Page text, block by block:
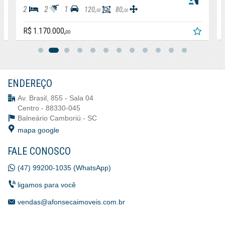
2 2 1 120,00 80,00
R$ 1.170.000,00
ENDEREÇO
Av. Brasil, 855 - Sala 04
Centro - 88330-045
Balneário Camboriú - SC
mapa google
FALE CONOSCO
(47) 99200-1035 (WhatsApp)
ligamos para você
vendas@afonsecaimoveis.com.br